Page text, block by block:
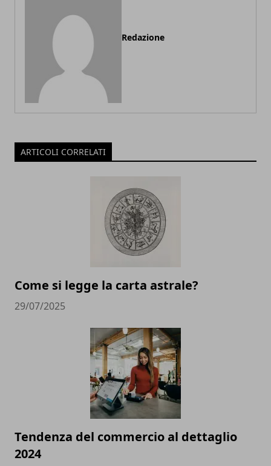
Redazione
ARTICOLI CORRELATI
Come si legge la carta astrale?
29/07/2025
Tendenza del commercio al dettaglio
2024